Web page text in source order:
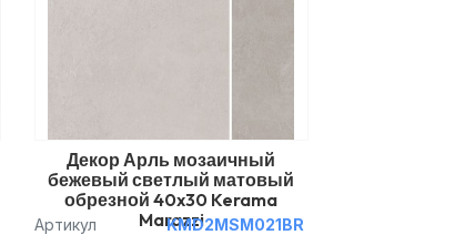
Декор Арль мозаичный
бежевый светлый матовый
обрезной 40x30 Kerama
Marazzi
Артикул
KMD2MSM021BR